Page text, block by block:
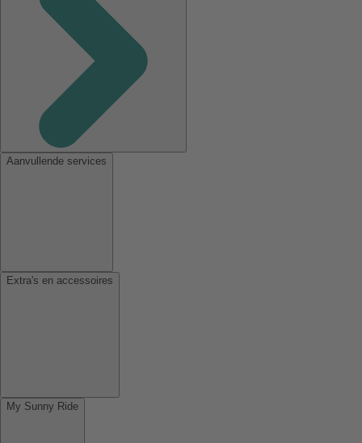
Aanvullende services
Extra's en accessoires
My Sunny Ride